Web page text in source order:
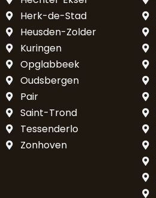
Herk-de-Stad
Heusden-Zolder
Kuringen
Opglabbeek
Oudsbergen
Pair
Saint-Trond
Tessenderlo
Zonhoven